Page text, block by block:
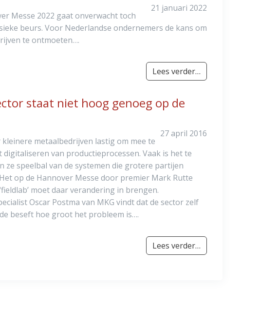
21 januari 2022
Messe 2022 gaat onverwacht toch
beurs. Voor Nederlandse ondernemers de kans om
te ontmoeten….
Lees verder…
staat niet hoog genoeg op de
27 april 2016
kleinere metaalbedrijven lastig om mee te
digitaliseren van productieprocessen. Vaak is het te
ze speelbal van de systemen die grotere partijen
op de Hannover Messe door premier Mark Rutte
moet daar verandering in brengen.
Oscar Postma van MKG vindt dat de sector zelf
beseft hoe groot het probleem is….
Lees verder…